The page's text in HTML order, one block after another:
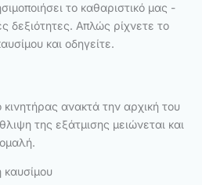
το καθαριστικό μας -
δεξιότητες. Απλώς ρίχνετε το
και οδηγείτε.
ανακτά την αρχική του
της εξάτμισης μειώνεται και